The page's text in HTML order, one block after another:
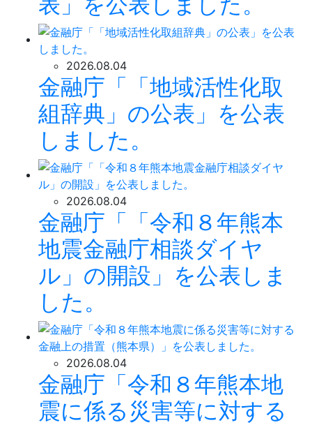
2026.08.04
金融庁「「地域活性化取
組辞典」の公表」を公表
しました。
2026.08.04
金融庁「「令和８年熊本
地震金融庁相談ダイヤ
ル」の開設」を公表しま
した。
2026.08.04
金融庁「令和８年熊本地
震に係る災害等に対する